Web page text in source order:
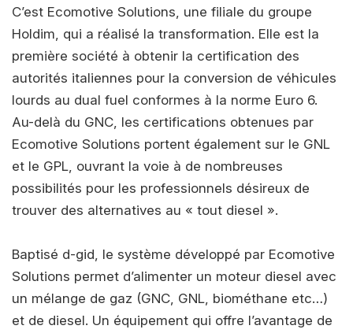
C’est Ecomotive Solutions, une filiale du groupe
Holdim, qui a réalisé la transformation. Elle est la
première société à obtenir la certification des
autorités italiennes pour la conversion de véhicules
lourds au dual fuel conformes à la norme Euro 6.
Au-delà du GNC, les certifications obtenues par
Ecomotive Solutions portent également sur le GNL
et le GPL, ouvrant la voie à de nombreuses
possibilités pour les professionnels désireux de
trouver des alternatives au « tout diesel ».
Baptisé d-gid, le système développé par Ecomotive
Solutions permet d’alimenter un moteur diesel avec
un mélange de gaz (GNC, GNL, biométhane etc…)
et de diesel. Un équipement qui offre l’avantage de